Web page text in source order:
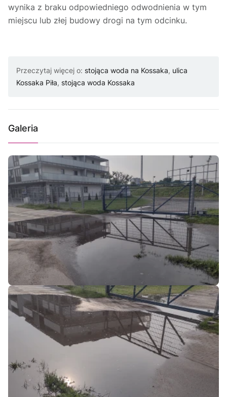
wynika z braku odpowiedniego odwodnienia w tym
miejscu lub złej budowy drogi na tym odcinku.
Przeczytaj więcej o: stojąca woda na Kossaka, ulica
Kossaka Piła, stojąca woda Kossaka
Galeria